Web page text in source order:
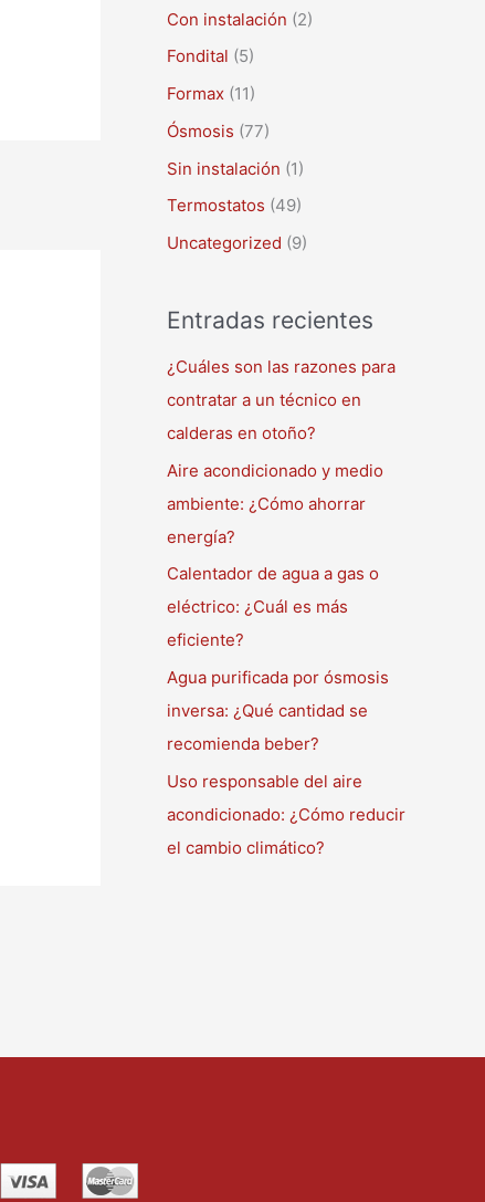
Con instalación (2)
Fondital (5)
Formax (11)
Ósmosis (77)
Sin instalación (1)
Termostatos (49)
Uncategorized (9)
Entradas recientes
¿Cuáles son las razones para
contratar a un técnico en
calderas en otoño?
Aire acondicionado y medio
ambiente: ¿Cómo ahorrar
energía?
Calentador de agua a gas o
eléctrico: ¿Cuál es más
eficiente?
Agua purificada por ósmosis
inversa: ¿Qué cantidad se
recomienda beber?
Uso responsable del aire
acondicionado: ¿Cómo reducir
el cambio climático?